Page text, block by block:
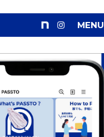
MENU
VISION
パストMAP
宅配パスト
What's New